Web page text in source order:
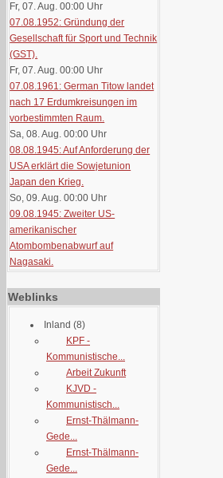
Fr, 07. Aug. 00:00 Uhr
07.08.1952: Gründung der
Gesellschaft für Sport und Technik
(GST).
Fr, 07. Aug. 00:00 Uhr
07.08.1961: German Titow landet
nach 17 Erdumkreisungen im
vorbestimmten Raum.
Sa, 08. Aug. 00:00 Uhr
08.08.1945: Auf Anforderung der
USA erklärt die Sowjetunion
Japan den Krieg.
So, 09. Aug. 00:00 Uhr
09.08.1945: Zweiter US-
amerikanischer
Atombombenabwurf auf
Nagasaki.
Weblinks
Inland (8)
KPF -
Kommunistische...
Arbeit Zukunft
KJVD -
Kommunistisch...
Ernst-Thälmann-
Gede...
Ernst-Thälmann-
Gede...